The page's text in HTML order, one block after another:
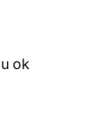
ok